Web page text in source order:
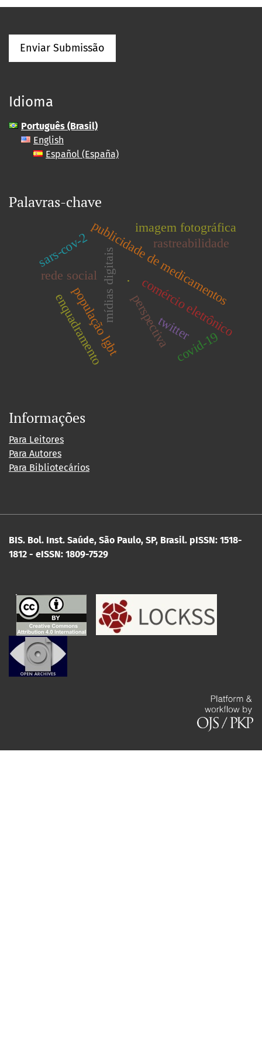
Enviar Submissão
Idioma
Português (Brasil)
English
Español (España)
Palavras-chave
.
população lgbt twitter
mídias digitais
publicidade de medicamentos
enquadramento perspectiva
imagem fotográfica
rede social
rastreabilidade
sars-cov-2
covid-19
comércio eletrônico
Informações
Para Leitores
Para Autores
Para Bibliotecários
BIS. Bol. Inst. Saúde, São Paulo, SP, Brasil. pISSN: 1518-
1812 - eISSN: 1809-7529